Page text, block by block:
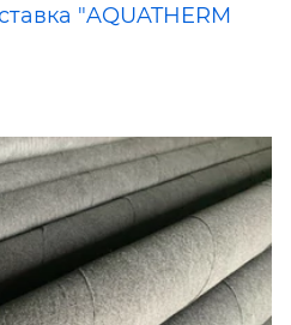
"AQUATHERM